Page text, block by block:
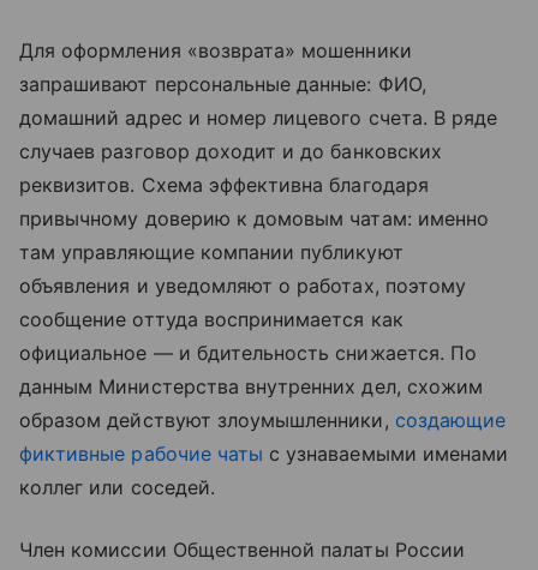
Для оформления «возврата» мошенники
запрашивают персональные данные: ФИО,
домашний адрес и номер лицевого счета. В ряде
случаев разговор доходит и до банковских
реквизитов. Схема эффективна благодаря
привычному доверию к домовым чатам: именно
там управляющие компании публикуют
объявления и уведомляют о работах, поэтому
сообщение оттуда воспринимается как
официальное — и бдительность снижается. По
данным Министерства внутренних дел, схожим
образом действуют злоумышленники, создающие
фиктивные рабочие чаты с узнаваемыми именами
коллег или соседей.
Член комиссии Общественной палаты России